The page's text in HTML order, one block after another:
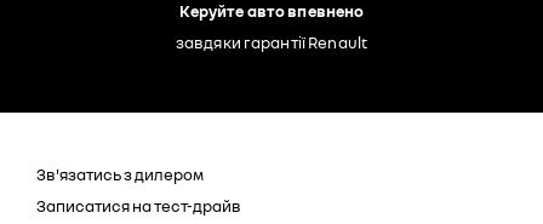
Керуйте авто впевнено
завдяки гарантії Renault
Зв'язатись з дилером
Записатися на тест-драйв